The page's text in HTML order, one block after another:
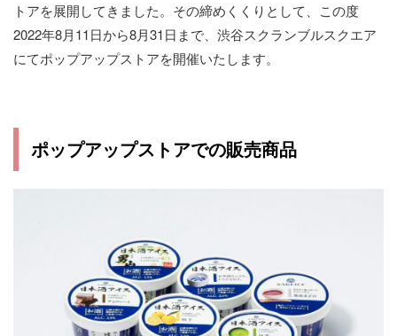
トアを展開してきました。その締めくくりとして、この度
2022年8月11日から8月31日まで、渋谷スクランブルスクエア
にてポップアップストアを開催いたします。
ポップアップストアでの販売商品